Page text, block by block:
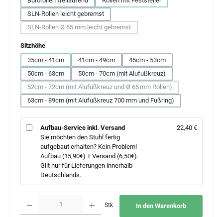
SLN-Rollen leicht gebremst
SLN-Rollen Ø 65 mm leicht gebremst
(Diese Option ist zurzeit nicht verfügbar.)
Sitzhöheauswählen
35cm - 41cm
41cm - 49cm
45cm - 53cm
50cm - 63cm
50cm - 70cm (mit Alufußkreuz)
52cm - 72cm (mit Alufußkreuz und Ø 65 mm Rollen)
(Diese Option ist zurzeit nicht verfügbar.)
63cm - 89cm (mit Alufußkreuz 700 mm und Fußring)
Aufbau-Service inkl. Versand
Sie möchten den Stuhl fertig
aufgebaut erhalten? Kein Problem!
Aufbau (15,90€) + Versand (6,50€).
Gilt nur für Lieferungen innerhalb
Deutschlands.
22,40 €
Stk In den Warenkorb